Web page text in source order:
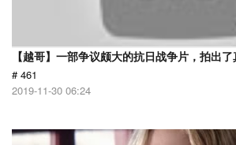
【越哥】一部争议颇大的抗日战争片，拍出了
# 461
2019-11-30 06:24